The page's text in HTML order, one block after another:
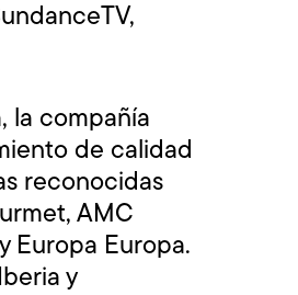
la compañía
de calidad
reconocidas
AMC
Europa Europa.
y